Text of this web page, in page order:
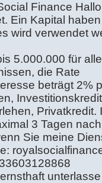
Finance
Ein Kapital haben
wird verwendet
5.000.000 für
die Rate
beträgt 2%
3 Tagen
Sie meine
unterlasse